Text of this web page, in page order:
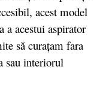
acest model
a acestui aspirator
să curaţam fara
sau interiorul